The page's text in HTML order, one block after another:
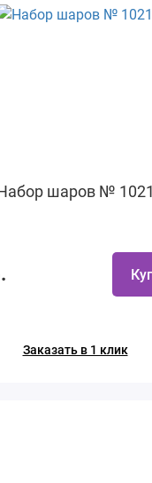
шаров № 1021
Заказать в 1 клик